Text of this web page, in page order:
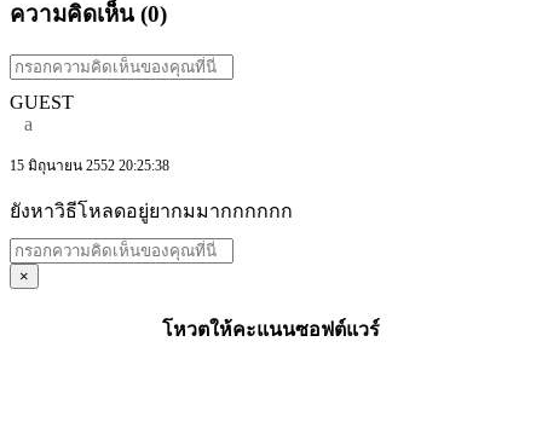
ความคิดเห็น (0)
GUEST
a
15 มิถุนายน 2552 20:25:38
ยังหาวิธีโหลดอยู่ยากมมากกกกกก
×
โหวตให้คะแนนซอฟต์แวร์